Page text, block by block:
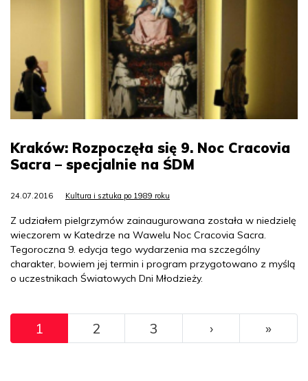
Kraków: Rozpoczęła się 9. Noc Cracovia
Sacra – specjalnie na ŚDM
24.07.2016 Kultura i sztuka po 1989 roku
Z udziałem pielgrzymów zainaugurowana została w niedzielę
wieczorem w Katedrze na Wawelu Noc Cracovia Sacra.
Tegoroczna 9. edycja tego wydarzenia ma szczególny
charakter, bowiem jej termin i program przygotowano z myślą
o uczestnikach Światowych Dni Młodzieży.
Pagination
1 2 3 ››› »